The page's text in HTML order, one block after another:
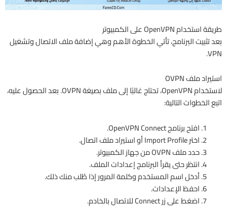
طريقة استخدام OpenVPN على الكمبيوتر
بعد تثبيت البرنامج، تأتي الخطوة الأهم وهي إضافة ملف الاتصال وتشغيل
VPN.
استيراد ملف OVPN
لاستخدام OpenVPN، تحتاج غالبًا إلى ملف بصيغة OVPN. بعد الحصول عليه،
اتبع الخطوات التالية:
افتح برنامج OpenVPN Connect.
اختر Import Profile أو استيراد ملف اتصال.
حدد ملف OVPN من جهاز الكمبيوتر.
انتظر حتى يقرأ البرنامج إعدادات الملف.
أدخل اسم المستخدم وكلمة المرور إذا طُلب منك ذلك.
احفظ الإعدادات.
اضغط على زر Connect للاتصال بالخادم.